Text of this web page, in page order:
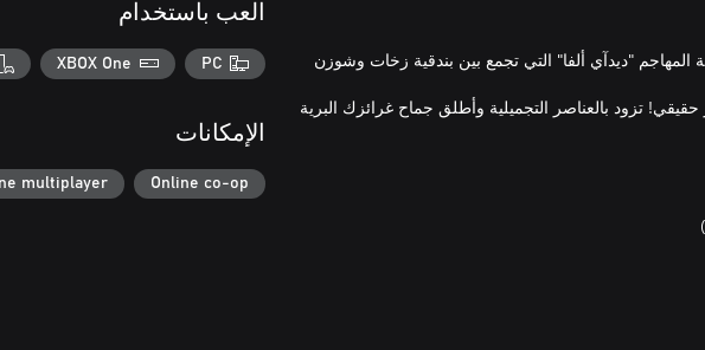
هيئة بدلة المهاجم "ديدآي ألفا" التي تجمع بين بندقية زخات وشوزن
تزود بالعناصر التجميلية وأطلق جماح غرائزك البرية
العب باستخدام
PC
XBOX One
الإمكانات
Online co-op
multiplayer